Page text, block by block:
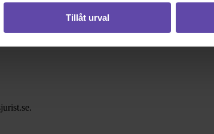
Tillåt urval